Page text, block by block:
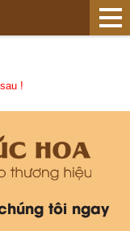
!
tôi ngay